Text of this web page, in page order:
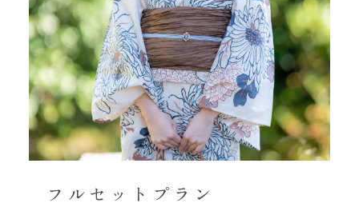
フルセットプラン